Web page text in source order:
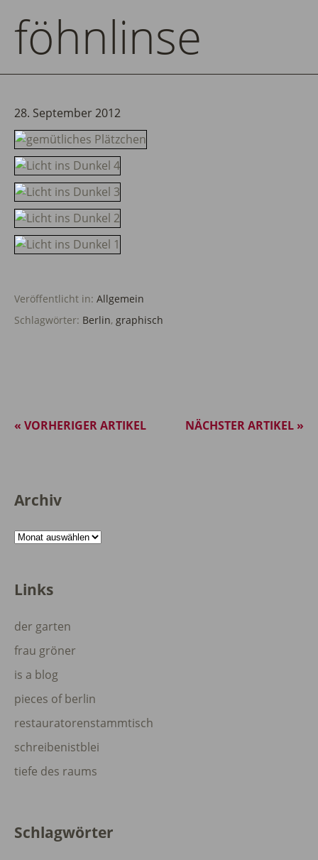
föhnlinse
28. September 2012
Veröffentlicht in: Allgemein
Schlagwörter: Berlin, graphisch
NÄCHSTER ARTIKEL »
« VORHERIGER ARTIKEL
Archiv
Archiv
Links
der garten
frau gröner
is a blog
pieces of berlin
restauratorenstammtisch
schreibenistblei
tiefe des raums
Schlagwörter